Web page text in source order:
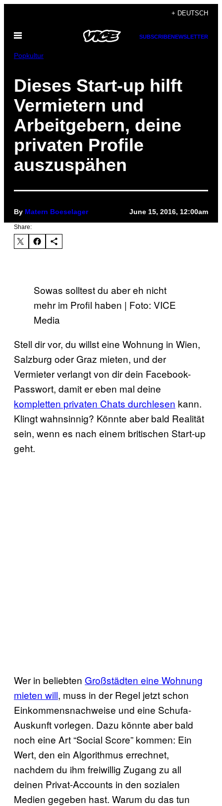
content
+ DEUTSCH
Open
SUBSCRIBENEWSLETTER
Popkultur
​Dieses Start-up hilft
Vermietern und
Arbeitgebern, deine
privaten Profile
auszuspähen
By Matern Boeselager June 15, 2016, 12:00am
Share:
Sowas solltest du aber eh nicht
mehr im Profil haben | Foto: VICE
Media
Stell dir vor, du willst eine Wohnung in Wien,
Salzburg oder Graz mieten, und der
Vermieter verlangt von dir dein Facebook-
Passwort, damit er eben mal deine
kompletten privaten Chats durchlesen kann.
Klingt wahnsinnig? Könnte aber bald Realität
sein, wenn es nach einem britischen Start-up
geht.
Wer in beliebten Großstädten eine Wohnung
mieten will, muss in der Regel jetzt schon
Einkommensnachweise und eine Schufa-
Auskunft vorlegen. Dazu könnte aber bald
noch eine Art “Social Score” kommen: Ein
Wert, den ein Algorithmus errechnet,
nachdem du ihm freiwillig Zugang zu all
deinen Privat-Accounts in den sozialen
Medien gegeben hast. Warum du das tun